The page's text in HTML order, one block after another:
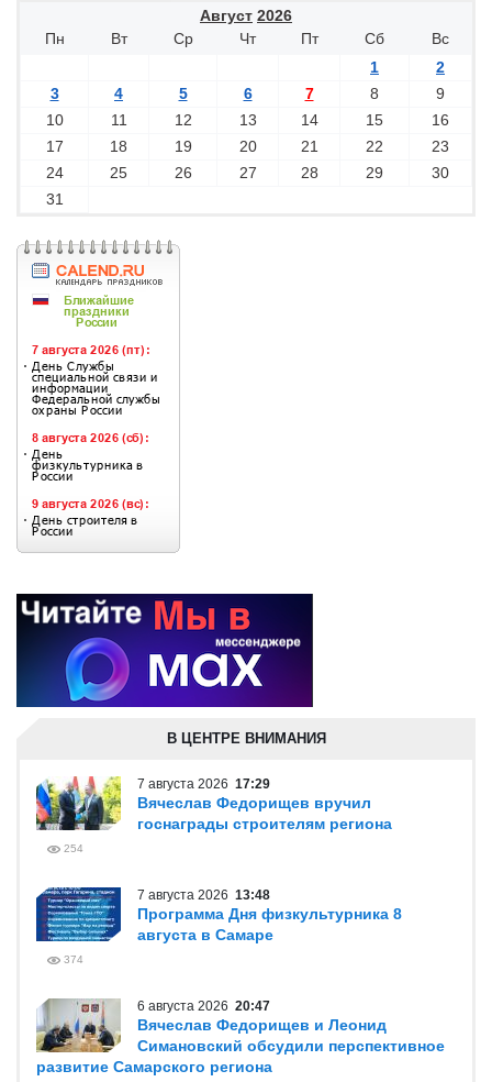
Август 2026
Пн
Вт Ср Чт Пт Сб
Вс
1
2
3
4 5 6 7 8
9
10
11 12 13 14 15
16
17
18 19 20 21 22
23
24
25 26 27 28 29
30
31
В ЦЕНТРЕ ВНИМАНИЯ
7 августа 2026 17:29
Вячеслав Федорищев вручил
госнаграды строителям региона
254
7 августа 2026 13:48
Программа Дня физкультурника 8
августа в Самаре
374
6 августа 2026 20:47
Вячеслав Федорищев и Леонид
Симановский обсудили перспективное
развитие Самарского региона